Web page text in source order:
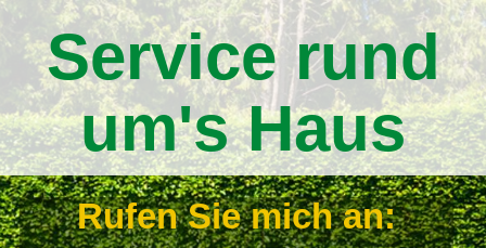
Service rund
um's Haus
Rufen Sie mich an: